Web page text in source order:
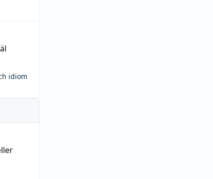
idiom